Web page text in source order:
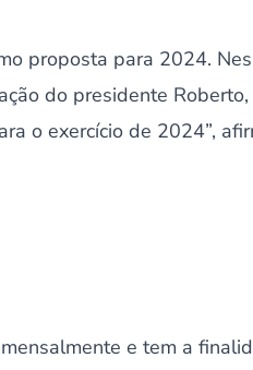
proposta para 2024.
do presidente
o exercício de 2024”,
e tem a